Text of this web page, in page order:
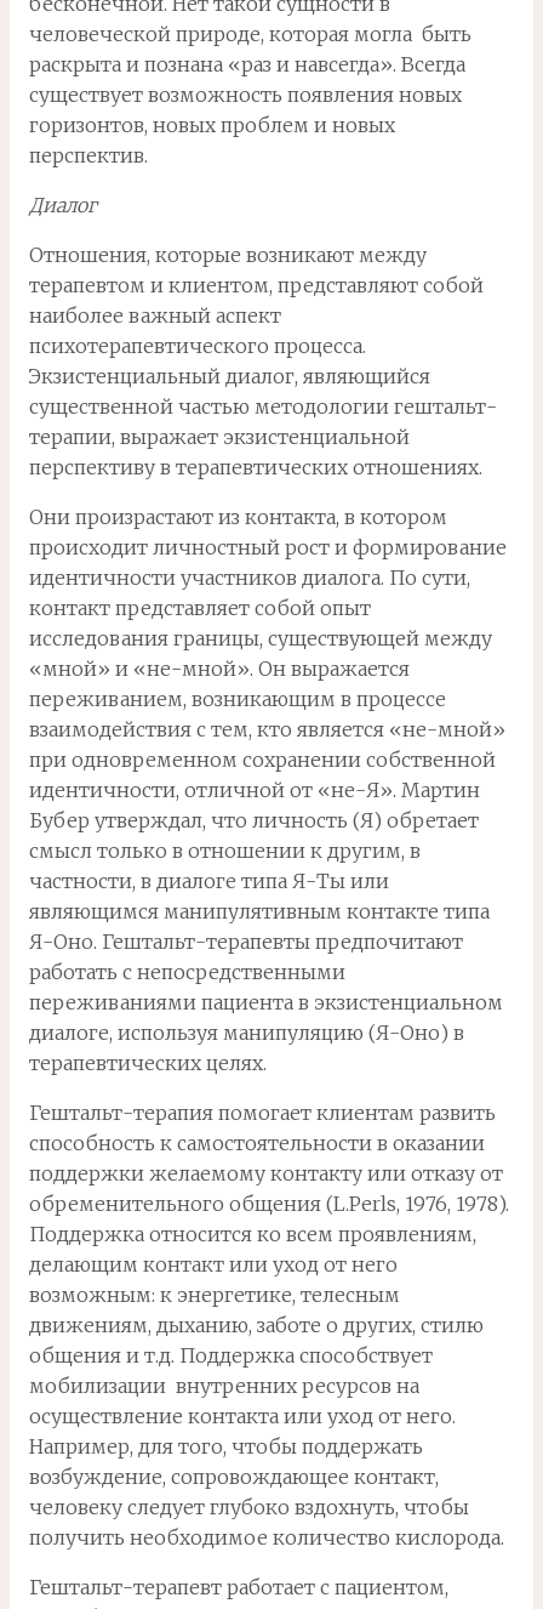
человеческой природе, которая могла быть
раскрыта и познана «раз и навсегда». Всегда
существует возможность появления новых
горизонтов, новых проблем и новых
перспектив.
Диалог
Отношения, которые возникают между
терапевтом и клиентом, представляют собой
наиболее важный аспект
психотерапевтического процесса.
Экзистенциальный диалог, являющийся
существенной частью методологии гештальт-
терапии, выражает экзистенциальной
перспективу в терапевтических отношениях.
Они произрастают из контакта, в котором
происходит личностный рост и формирование
идентичности участников диалога. По сути,
контакт представляет собой опыт
исследования границы, существующей между
«мной» и «не-мной». Он выражается
переживанием, возникающим в процессе
взаимодействия с тем, кто является «не-мной»
при одновременном сохранении собственной
идентичности, отличной от «не-Я». Мартин
Бубер утверждал, что личность (Я) обретает
смысл только в отношении к другим, в
частности, в диалоге типа Я-Ты или
являющимся манипулятивным контакте типа
Я-Оно. Гештальт-терапевты предпочитают
работать с непосредственными
переживаниями пациента в экзистенциальном
диалоге, используя манипуляцию (Я-Оно) в
терапевтических целях.
Гештальт-терапия помогает клиентам развить
способность к самостоятельности в оказании
поддержки желаемому контакту или отказу от
обременительного общения (L.Perls, 1976, 1978).
Поддержка относится ко всем проявлениям,
делающим контакт или уход от него
возможным: к энергетике, телесным
движениям, дыханию, заботе о других, стилю
общения и т.д. Поддержка способствует
мобилизации внутренних ресурсов на
осуществление контакта или уход от него.
Например, для того, чтобы поддержать
возбуждение, сопровождающее контакт,
человеку следует глубоко вздохнуть, чтобы
получить необходимое количество кислорода.
Гештальт-терапевт работает с пациентом,